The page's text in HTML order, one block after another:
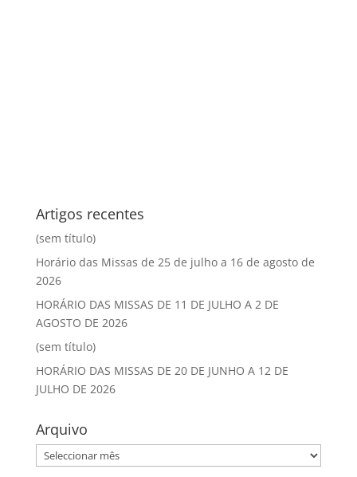
Artigos recentes
(sem título)
Horário das Missas de 25 de julho a 16 de agosto de
2026
HORÁRIO DAS MISSAS DE 11 DE JULHO A 2 DE
AGOSTO DE 2026
(sem título)
HORÁRIO DAS MISSAS DE 20 DE JUNHO A 12 DE
JULHO DE 2026
Arquivo
Arquivo